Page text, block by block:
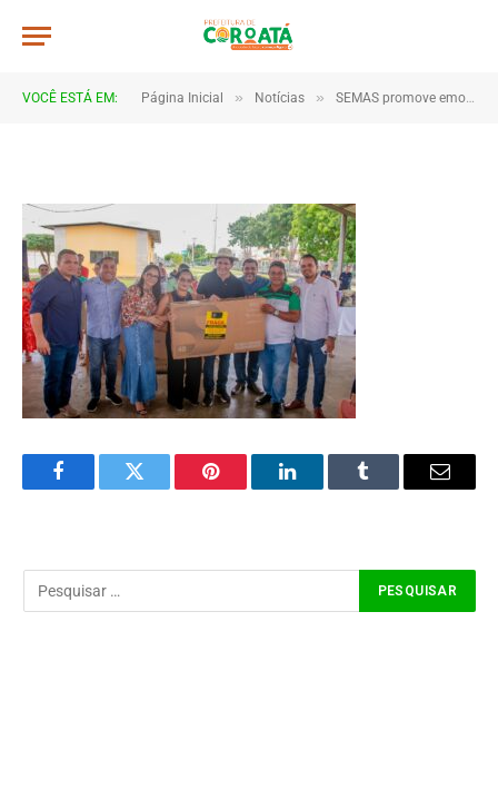
VOCÊ ESTÁ EM: Página Inicial » Notícias » SEMAS promove emocionante Festa das Mães com homenagens, sorteios, kits e cestas básicas
maes-academia
FacebookTwitter Pinterest LinkedInTumblr Email